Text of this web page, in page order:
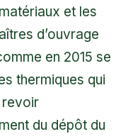
et les
d’ouvrage
en 2015 se
thermiques qui
revoir
du dépôt du